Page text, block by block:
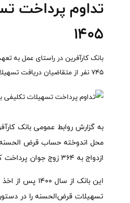
تداوم پرداخت
۱۴۰۵
۷۴۵ نفر از متقاضیان دریافت تسهیلات ازدواج و فرزندآوری پرداخت کرد.
به گزارش روابط عمومی بانک
ازدواج به ۳۶۴ زوج جوان پرداخت کرد.
این بانک از
تسهیلات قرض‌الحسنه را در